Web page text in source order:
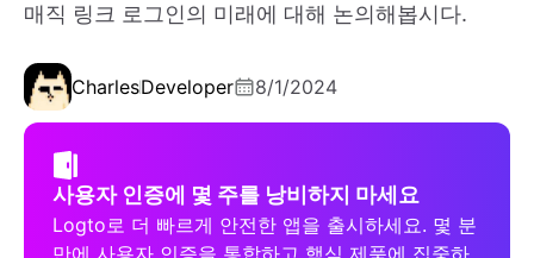
매직 링크 로그인의 미래에 대해 논의해봅시다.
CharlesDeveloper 8/1/2024
사용자 인증에 몇 주를 낭비하지 마세요
Logto로 더 빠르게 안전한 앱을 출시하세요. 몇 분